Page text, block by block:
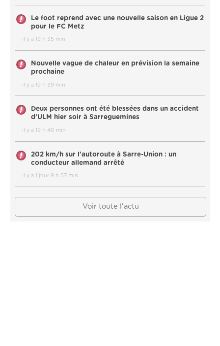
Le foot reprend avec une nouvelle saison en Ligue 2
pour le FC Metz
il y a 19 h 35 min
Nouvelle vague de chaleur en prévision la semaine
prochaine
il y a 19 h 39 min
Deux personnes ont été blessées dans un accident
d’ULM hier soir à Sarreguemines
il y a 19 h 40 min
202 km/h sur l'autoroute à Sarre-Union : un
conducteur allemand arrêté
il y a 1 jour 9 h 57 min
Voir toute l'actu